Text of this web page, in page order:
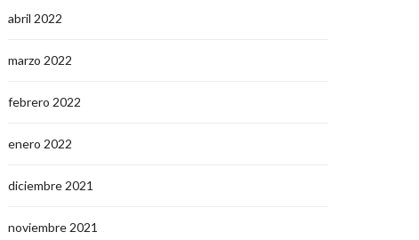
abril 2022
marzo 2022
febrero 2022
enero 2022
diciembre 2021
noviembre 2021